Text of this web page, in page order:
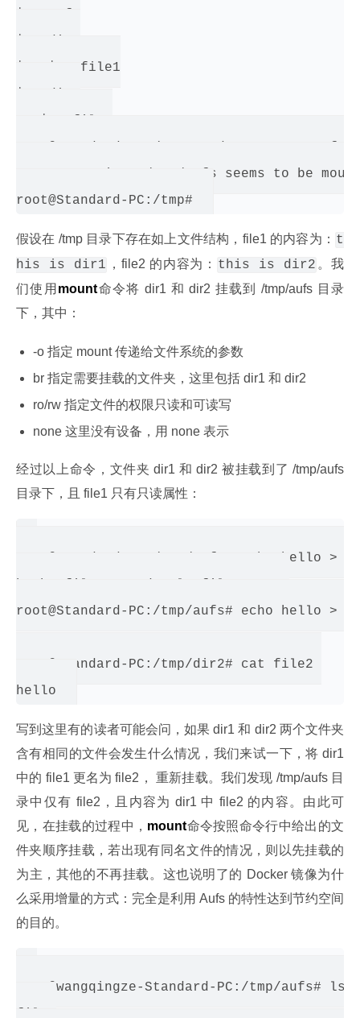
│   └── file1
mount: warning: /tmp/aufs seems to be
假设在 /tmp 目录下存在如上文件结构，file1 的内容为： t
his is dir1 ，file2 的内容为： this is dir2 。我
们使用 mount命令将 dir1 和 dir2 挂载到 /tmp/aufs 目录
下，其中：
-o 指定 mount 传递给文件系统的参数
br 指定需要挂载的文件夹，这里包括 dir1 和 dir2
ro/rw 指定文件的权限只读和可读写
none 这里没有设备，用 none 表示
经过以上命令，文件夹 dir1 和 dir2 被挂载到了 /tmp/aufs
目录下，且 file1 只有只读属性：
root@Standard-PC:/tmp/aufs# echo hello >
root@Standard-PC:/tmp/aufs# echo hello >
root@Standard-PC:/tmp/dir2# cat file2
写到这里有的读者可能会问，如果 dir1 和 dir2 两个文件夹
含有相同的文件会发生什么情况，我们来试一下，将 dir1
中的 file1 更名为 file2， 重新挂载。我们发现 /tmp/aufs 目
录中仅有 file2，且内容为 dir1 中 file2 的内容。由此可
见，在挂载的过程中， mount命令按照命令行中给出的文
件夹顺序挂载，若出现有同名文件的情况，则以先挂载的
为主，其他的不再挂载。这也说明了的 Docker 镜像为什
么采用增量的方式：完全是利用 Aufs 的特性达到节约空间
的目的。
root@wangqingze-Standard-PC:/tmp/aufs# ls